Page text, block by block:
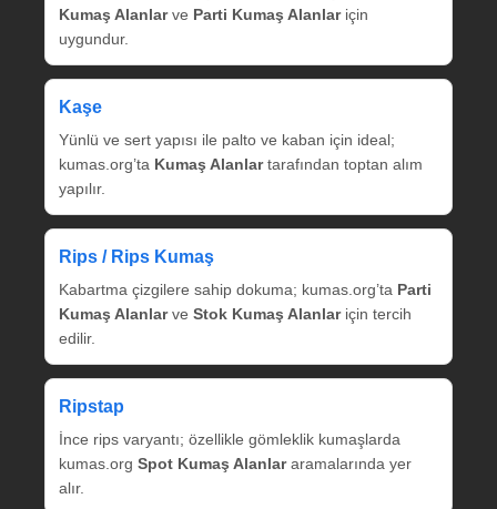
Kumaş Alanlarve Parti Kumaş Alanlariçin
uygundur.
Kaşe
Yünlü ve sert yapısı ile palto ve kaban için ideal;
kumas.org’ta Kumaş Alanlartarafından toptan alım
yapılır.
Rips / Rips Kumaş
Kabartma çizgilere sahip dokuma; kumas.org’ta Parti
Kumaş Alanlarve Stok Kumaş Alanlariçin tercih
edilir.
Ripstap
İnce rips varyantı; özellikle gömleklik kumaşlarda
kumas.org Spot Kumaş Alanlararamalarında yer
alır.